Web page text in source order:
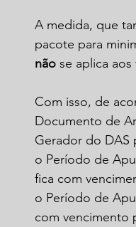
A medida, que
pacote para
não se aplica
Com isso, de
Documento de
Gerador do DAS
o Período de
fica com
o Período de
com vencimento